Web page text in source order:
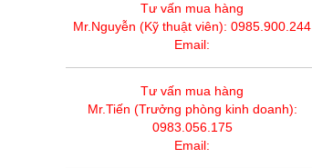
Tư vấn mua hàng
Mr.Nguyễn (Kỹ thuật viên): 0985.900.244
Email:
Tư vấn mua hàng
Mr.Tiến (Trưởng phòng kinh doanh):
0983.056.175
Email: